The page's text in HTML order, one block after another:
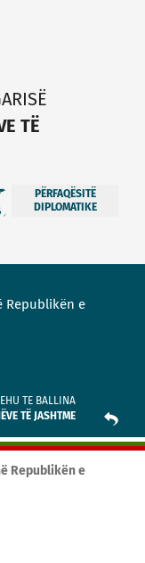
TË
PËRFAQËSITË
DIPLOMATIKE
Republikën e
TE BALLINA
TË JASHTME
Republikën e